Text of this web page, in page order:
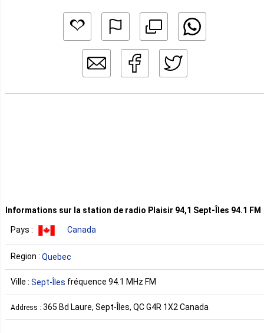
Informations sur la station de radio Plaisir 94,1 Sept-Îles 94.1 FM
Pays : Canada
Region : Quebec
Ville : Sept-Îles fréquence 94.1 MHz FM
Address : 365 Bd Laure, Sept-Îles, QC G4R 1X2 Canada